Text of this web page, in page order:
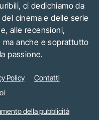
ci dedichiamo da
cinema e delle serie
alle recensioni,
anche e soprattutto
passione.
Policy
Contatti
della pubblicità